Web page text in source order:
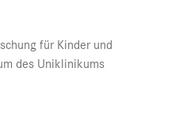
für Kinder und
des Uniklinikums